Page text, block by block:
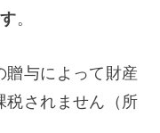
。
贈与によって財産
税されません（所